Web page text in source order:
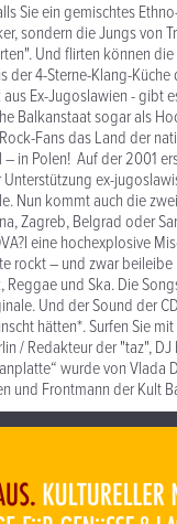
Sie ein gemischtes
sondern die Jungs von
Und flirten können
der 4-Sterne-Klang-
Ex-Jugoslawien - gibt
Balkanstaat sogar als
Fans das Land der
– in Polen! Auf der 2001
ex-
Nun kommt auch die
Zagreb, Belgrad oder
eine hochexplosive
rockt – und zwar
Reggae und Ska. Die
Und der Sound der
hätten*. Surfen Sie
/ Redakteur der "taz",
wurde von Vlada
und Frontmann der Kult